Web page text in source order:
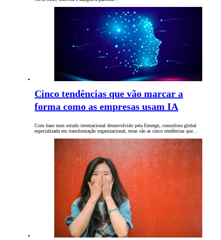
Cinco tendências que vão marcar a
forma como as empresas usam IA
Com base num estudo internacional desenvolvido pela Emergn, consultora global
especializada em transformação organizacional, estas são as cinco tendências que…